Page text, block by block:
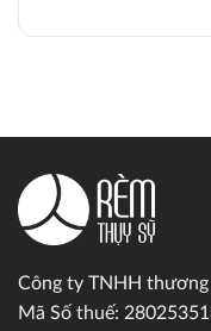
Công ty TNHH
Mã Số thuế: